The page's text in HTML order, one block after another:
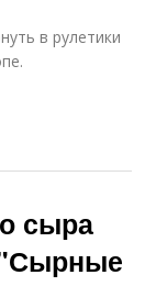
в рулетики
сыра
"Сырные